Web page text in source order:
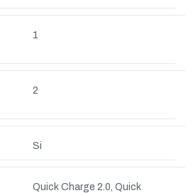
1
2
Si
Quick Charge 2.0, Quick